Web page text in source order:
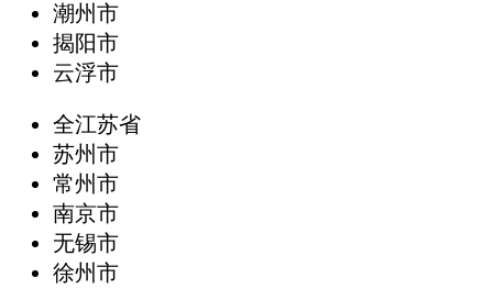
潮州市
揭阳市
云浮市
全江苏省
苏州市
常州市
南京市
无锡市
徐州市